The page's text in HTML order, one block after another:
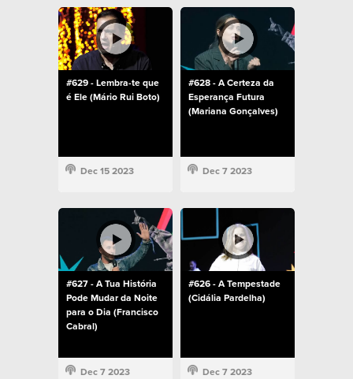
#629 - Lembra-te que
é Ele (Mário Rui Boto)
Dec 15 2023
#628 - A Certeza da
Esperança Futura
(Mariana Gonçalves)
Dec 7 2023
#627 - A Tua História
Pode Mudar da Noite
para o Dia (Francisco
Cabral)
Dec 7 2023
#626 - A Tempestade
(Cidália Pardelha)
Dec 7 2023